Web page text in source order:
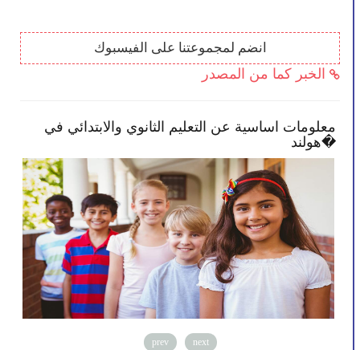
انضم لمجموعتنا على الفيسبوك
الخبر كما من المصدر
معلومات اساسية
تمكنك بأن تصبح أكثر انخراطًا في
prev next